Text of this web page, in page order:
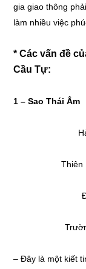
gia giao thông
làm nhiều việc
* Các vấn đề
Cầu Tự:
1 – Sao Thái Âm
Thiên
– Đây là một kiết